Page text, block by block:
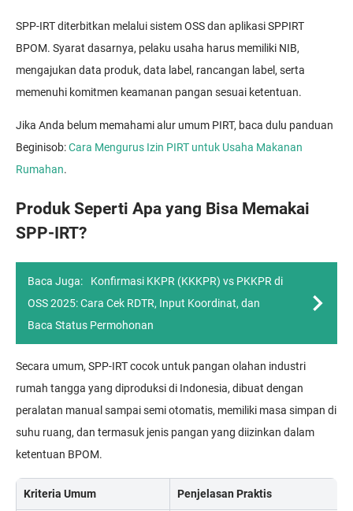
SPP-IRT diterbitkan melalui sistem OSS dan aplikasi SPPIRT
BPOM. Syarat dasarnya, pelaku usaha harus memiliki NIB,
mengajukan data produk, data label, rancangan label, serta
memenuhi komitmen keamanan pangan sesuai ketentuan.
Jika Anda belum memahami alur umum PIRT, baca dulu panduan
Beginisob:Cara Mengurus Izin PIRT untuk Usaha Makanan
Rumahan.
Produk Seperti Apa yang Bisa Memakai
SPP-IRT?
Baca Juga:
Konfirmasi KKPR (KKKPR) vs PKKPR di
OSS 2025: Cara Cek RDTR, Input Koordinat, dan
Baca Status Permohonan
Secara umum, SPP-IRT cocok untuk pangan olahan industri
rumah tangga yang diproduksi di Indonesia, dibuat dengan
peralatan manual sampai semi otomatis, memiliki masa simpan di
suhu ruang, dan termasuk jenis pangan yang diizinkan dalam
ketentuan BPOM.
Kriteria Umum Penjelasan Praktis